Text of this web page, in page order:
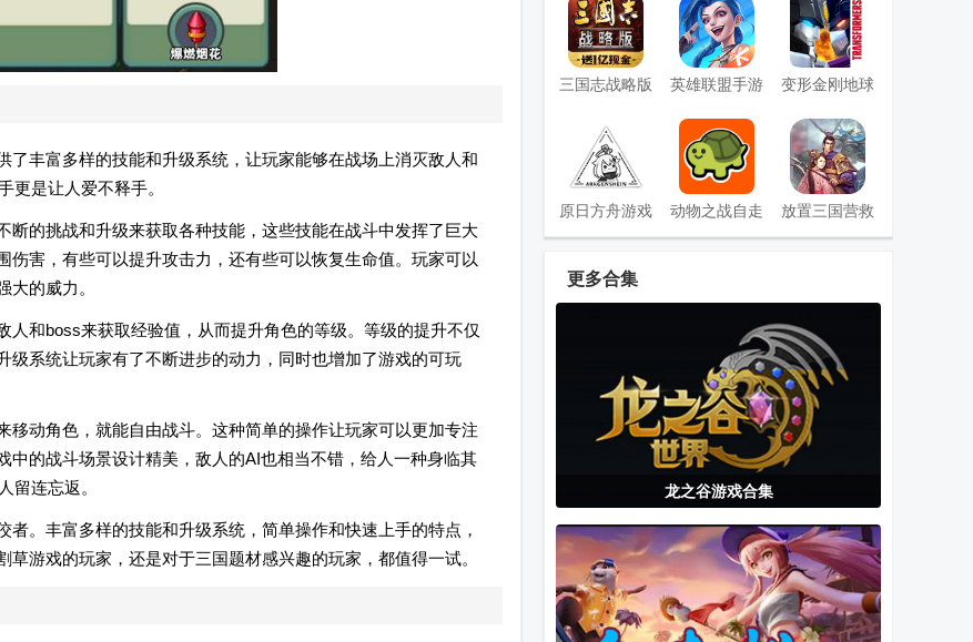
了丰富多样的技能和升级系统，让玩家能够在战场上消灭敌人和
更是让人爱不释手。
的挑战和升级来获取各种技能，这些技能在战斗中发挥了巨大
害，有些可以提升攻击力，还有些可以恢复生命值。玩家可以
的威力。
和boss来获取经验值，从而提升角色的等级。等级的提升不仅
系统让玩家有了不断进步的动力，同时也增加了游戏的可玩
动角色，就能自由战斗。这种简单的操作让玩家可以更加专注
的战斗场景设计精美，敌人的AI也相当不错，给人一种身临其
留连忘返。
。丰富多样的技能和升级系统，简单操作和快速上手的特点，
游戏的玩家，还是对于三国题材感兴趣的玩家，都值得一试。
三国志战略版
英雄联盟手游
国服正版
变形金刚地球
之战手游国际
服
(Transformers)
原日方舟游戏
安卓版
动物之战自走
棋Super Auto
放置三国营救
貂蝉手游
争国际服
万国觉醒国际
服安卓版
演义三国叁
柑橘CSMOE
更新手机版
CSOL手游
熊猫游戏手柄
Gamepad
Pro)
游戏王手游
MDPro3最新
SMAPI
Launcher启动
练枪模拟器中
文版
更多合集
龙之谷游戏合集